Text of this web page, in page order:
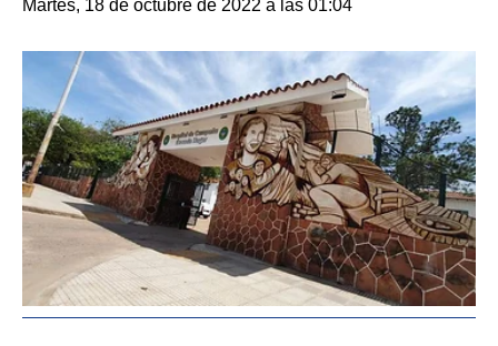
Martes, 18 de octubre de 2022 a las 01:04